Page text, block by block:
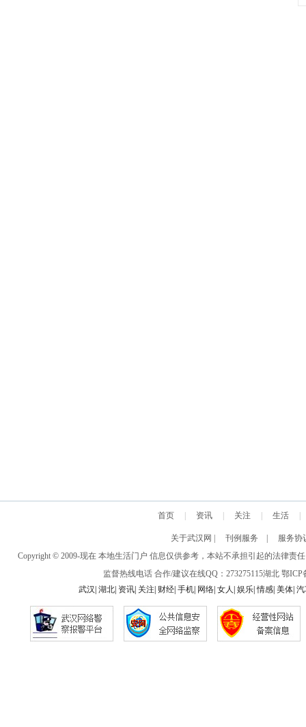
首页 资讯 关注 生活
关于武汉网 刊例服务
服务协
Copyright © 2009-现在 本地生活门户 信息仅供参考，本站不承担引起的法律
监督热线电话 合作/建议在线QQ：273275115湖北 鄂ICP
武汉 湖北| 资讯| 关注 财经| 手机| 网络| 女人 娱乐|情感| 美体| 汽